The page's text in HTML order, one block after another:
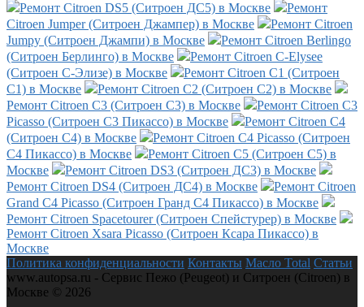
Ремонт Citroen DS5 (Ситроен ДС5) в Москве
Ремонт
Citroen Jumper (Ситроен Джампер) в Москве
Ремонт Citroen
Jumpy (Ситроен Джампи) в Москве
Ремонт Citroen Berlingo
(Ситроен Берлинго) в Москве
Ремонт Citroen C-Elysee
(Ситроен С-Элизе) в Москве
Ремонт Citroen C1 (Ситроен
С1) в Москве
Ремонт Citroen C2 (Ситроен С2) в Москве
Ремонт Citroen C3 (Ситроен С3) в Москве
Ремонт Citroen C3
Picasso (Ситроен С3 Пикассо) в Москве
Ремонт Citroen C4
(Ситроен С4) в Москве
Ремонт Citroen C4 Picasso (Ситроен
С4 Пикассо) в Москве
Ремонт Citroen C5 (Ситроен С5) в
Москве
Ремонт Citroen DS3 (Ситроен ДС3) в Москве
Ремонт Citroen DS4 (Ситроен ДС4) в Москве
Ремонт Citroen
Grand C4 Picasso (Ситроен Гранд С4 Пикассо) в Москве
Ремонт Citroen Spacetourer (Ситроен Спейстурер) в Москве
Ремонт Citroen Xsara Picasso (Ситроен Ксара Пикассо) в
Москве
Политика конфиденциальности Контакты Масло Total Статьи
www.autopsa.ru - Сервис Пежо (Peugeot) и Ситроен (Citroen) в
Москве © 2026